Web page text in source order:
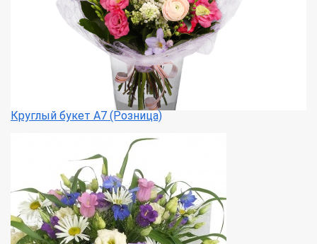
Круглый букет А7 (Розница)